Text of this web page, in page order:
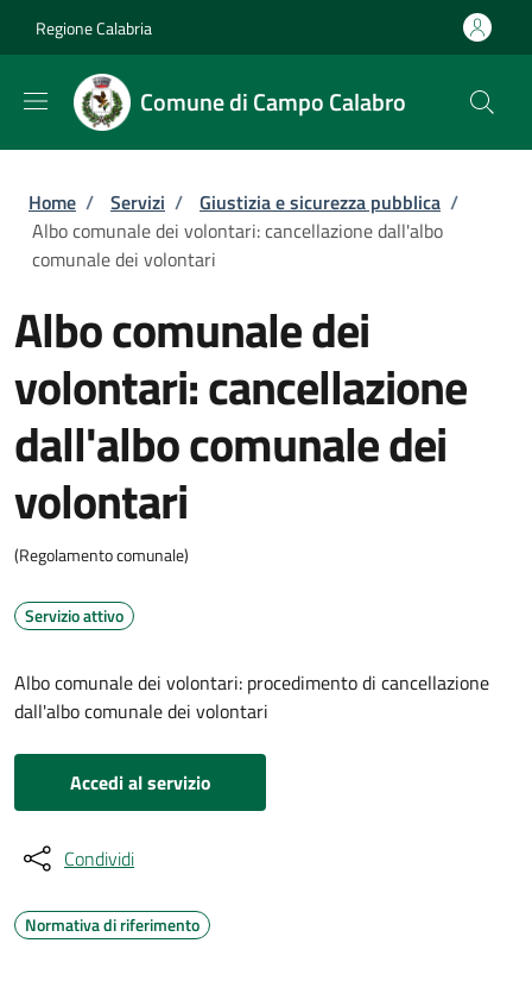
Regione Calabria
Comune di Campo Calabro
Briciole di pane
Home / Servizi / Giustizia e sicurezza pubblica /
Albo comunale dei volontari: cancellazione dall'albo
comunale dei volontari
Albo comunale dei
volontari: cancellazione
dall'albo comunale dei
volontari
(Regolamento comunale)
Servizio attivo
Albo comunale dei volontari: procedimento di cancellazione
dall'albo comunale dei volontari
Accedi al servizio
Condividi
Normativa di riferimento